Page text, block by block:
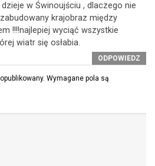
w Świnoujściu , dlaczego nie
krajobraz między
!!!!najlepiej wyciąć wszystkie
wiatr się osłabia.
ODPOWIEDZ
Wymagane pola są